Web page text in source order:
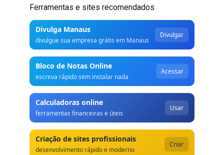
Ferramentas e sites recomendados
Divulga Manaus
divulgue sua empresa grátis em Manaus
Divulgar
Bloco de Notas Online
escreva rápido sem instalar nada
Acessar
Calculadoras online
ferramentas financeiras e úteis
Usar
Criação de sites profissionais
desenvolvimento rápido e moderno
Criar